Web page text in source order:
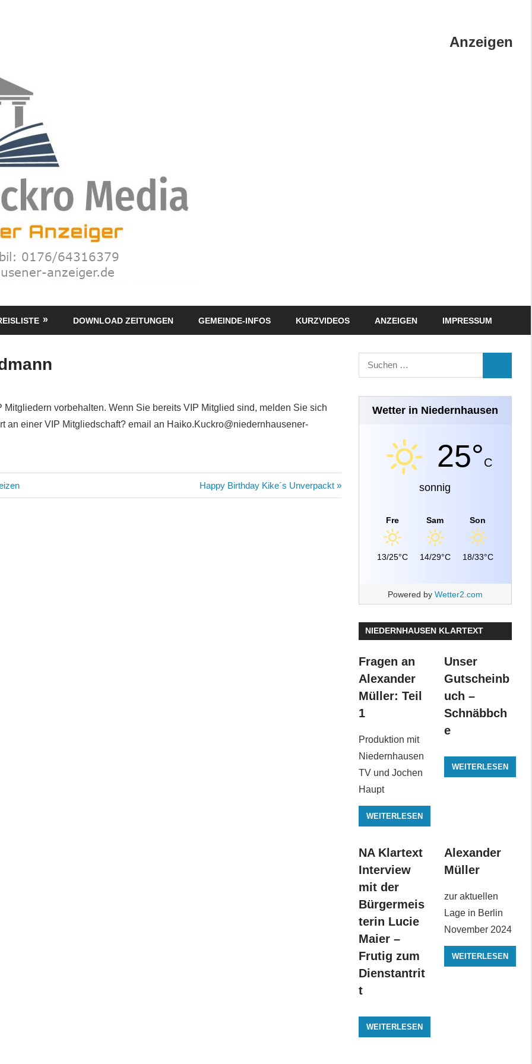
Anzeigen
DOWNLOAD ZEITUNGEN GEMEINDE-INFOS KURZVIDEOS ANZEIGEN IMPRESSUM
Mitgliedern vorbehalten. Wenn Sie bereits VIP Mitglied sind, melden Sie sich
an einer VIP Mitgliedschaft? email an Haiko.Kuckro@niedernhausener-
Nächster
Beitrag:
Happy Birthday Kike´s Unverpackt
Suchen
nach:
Wetter in Niedernhausen
25°C
sonnig
Fre
13/25°C
Sam
14/29°C
Son
18/33°C
Powered by Wetter2.com
NIEDERNHAUSEN KLARTEXT
Fragen an
Alexander
Müller: Teil
1
Produktion mit
Niedernhausen
TV und Jochen
Haupt
WEITERLESEN
Unser
Gutscheinb
uch –
Schnäbbch
e
WEITERLESEN
NA Klartext
Interview
mit der
Bürgermeis
terin Lucie
Maier –
Frutig zum
Dienstantrit
t
WEITERLESEN
Alexander
Müller
zur aktuellen
Lage in Berlin
November 2024
WEITERLESEN